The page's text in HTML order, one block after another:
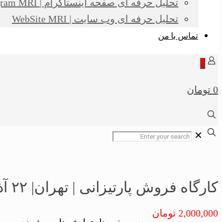
تحلیل حرفه ای صفحه اینستاگرام | Instagram MRI
تحلیل حرفه ای وب سایت | WebSite MRI
تماس با من
0
0 تومان
✕
کارگاه فروش پارتیزانی | تهران| ۲۲ آذر ۱۴۰۳
2,000,000 تومان